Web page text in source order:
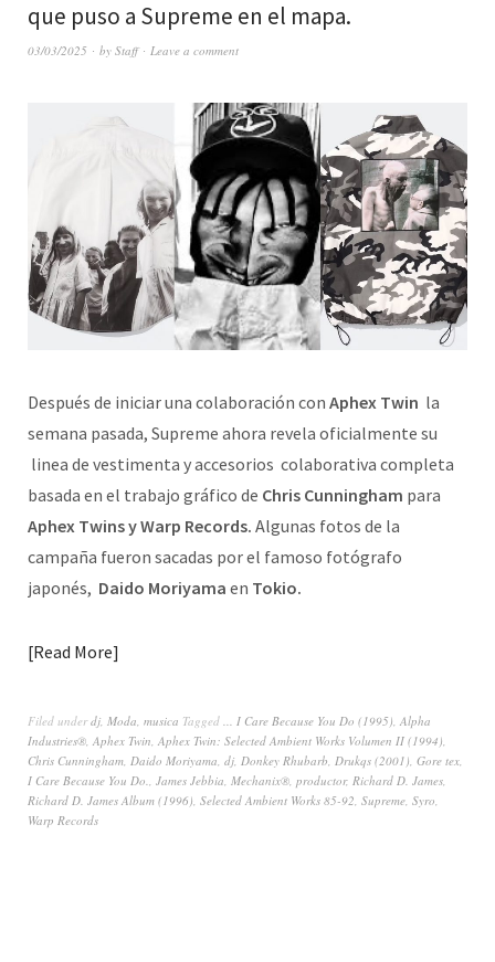
que puso a Supreme en el mapa.
03/03/2025 by Staff Leave a comment
Después de iniciar una colaboración con Aphex Twin la
semana pasada, Supreme ahora revela oficialmente su
linea de vestimenta y accesorios colaborativa completa
basada en el trabajo gráfico de Chris Cunningham para
Aphex Twins y Warp Records. Algunas fotos de la
campaña fueron sacadas por el famoso fotógrafo
japonés, Daido Moriyama en Tokio.
Read More
Filed underdj Moda musica Tagged ... I Care Because You Do (1995) Alpha
Industries® Aphex Twin Aphex Twin: Selected Ambient Works Volumen II (1994)
Chris Cunningham Daido Moriyama dj Donkey Rhubarb Drukqs (2001) Gore tex
I Care Because You Do.
James Jebbia Mechanix® productor, Richard D. James
Richard D. James Album (1996) Selected Ambient Works 85-92 Supreme Syro
Warp Records